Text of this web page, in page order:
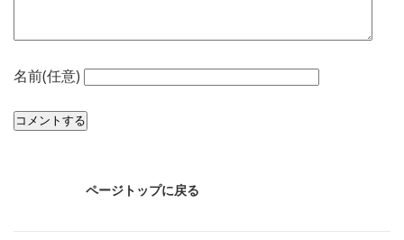
名前(任意)
ページトップに戻る